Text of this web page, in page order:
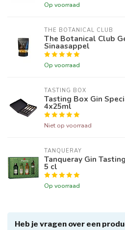
Op voorraad
THE BOTANICAL CLUB
The Botanical Club
Sinaasappel
Op voorraad
TASTING BOX
Tasting Box Gin
4x25ml
Niet op voorraad
TANQUERAY
Tanqueray Gin
5 cl
Op voorraad
Heb je vragen over een